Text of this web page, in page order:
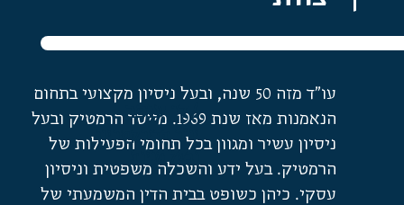
/דן עופר
יו״ר הדירקטריון
ובעל מניות
עו"ד מזה 50 שנה, ובעל ניסיון מקצועי בתחום
הנאמנות מאז שנת 1969. מייסד הרמטיק ובעל
ניסיון עשיר ומגוון בכל תחומי הפעילות של
הרמטיק. בעל ידע והשכלה משפטית וניסיון
עסקי. כיהן כשופט בבית הדין המשמעתי של